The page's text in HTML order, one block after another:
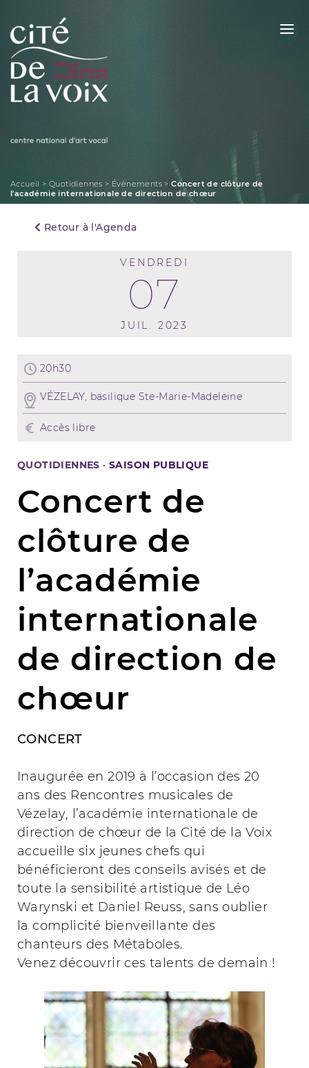
Skip
content
Accueil >Quotidiennes > Évènements >Concert de clôture de
l'académie internationale de direction de chœur
Retour à l'Agenda
VENDREDI
07
JUIL. 2023
20h30
VÉZELAY, basilique Ste-Marie-Madeleine
Accès libre
QUOTIDIENNES ·SAISON PUBLIQUE
Concert de
clôture de
l’académie
internationale
de direction de
chœur
CONCERT
Inaugurée en 2019 à l’occasion des 20
ans des Rencontres musicales de
Vézelay, l’académie internationale de
direction de chœur de la Cité de la Voix
accueille six jeunes chefs qui
bénéficieront des conseils avisés et de
toute la sensibilité artistique de Léo
Warynski et Daniel Reuss, sans oublier
la complicité bienveillante des
chanteurs des Métaboles.
Venez découvrir ces talents de demain !